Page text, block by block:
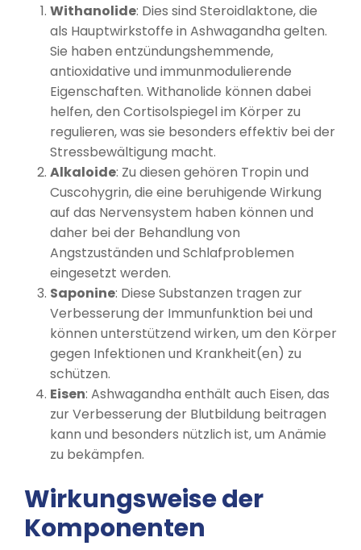
Withanolide: Dies sind Steroidlaktone, die
als Hauptwirkstoffe in Ashwagandha gelten.
Sie haben entzündungshemmende,
antioxidative und immunmodulierende
Eigenschaften. Withanolide können dabei
helfen, den Cortisolspiegel im Körper zu
regulieren, was sie besonders effektiv bei der
Stressbewältigung macht.
Alkaloide: Zu diesen gehören Tropin und
Cuscohygrin, die eine beruhigende Wirkung
auf das Nervensystem haben können und
daher bei der Behandlung von
Angstzuständen und Schlafproblemen
eingesetzt werden.
Saponine: Diese Substanzen tragen zur
Verbesserung der Immunfunktion bei und
können unterstützend wirken, um den Körper
gegen Infektionen und Krankheit(en) zu
schützen.
Eisen: Ashwagandha enthält auch Eisen, das
zur Verbesserung der Blutbildung beitragen
kann und besonders nützlich ist, um Anämie
zu bekämpfen.
Wirkungsweise der
Komponenten